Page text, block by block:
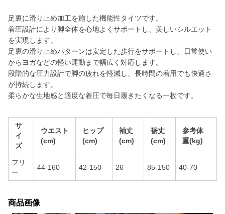
足裏に滑り止め加工を施した機能性タイツです。
着圧設計により脚全体を心地よくサポートし、美しいシルエット
を実現します。
足裏の滑り止めパターンは安定した歩行をサポートし、日常使い
からヨガなどの軽い運動まで幅広く対応します。
段階的な圧力設計で脚の疲れを軽減し、長時間の着用でも快適さ
が持続します。
柔らかな生地感と適度な着圧で毎日履きたくなる一枚です。
サ
イ
ズ
ウエスト
(cm)
ヒップ
(cm)
袖丈
(cm)
裾丈
(cm)
参考体
重(kg)
フリ
ー
44-160 42-150 26 85-150 40-70
商品画像